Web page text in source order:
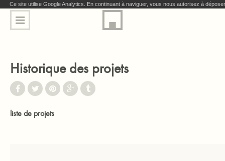
Ce site utilise Google Analytics. En continuant à naviguer, vous nous autorisez à
Historique des projets
liste de projets